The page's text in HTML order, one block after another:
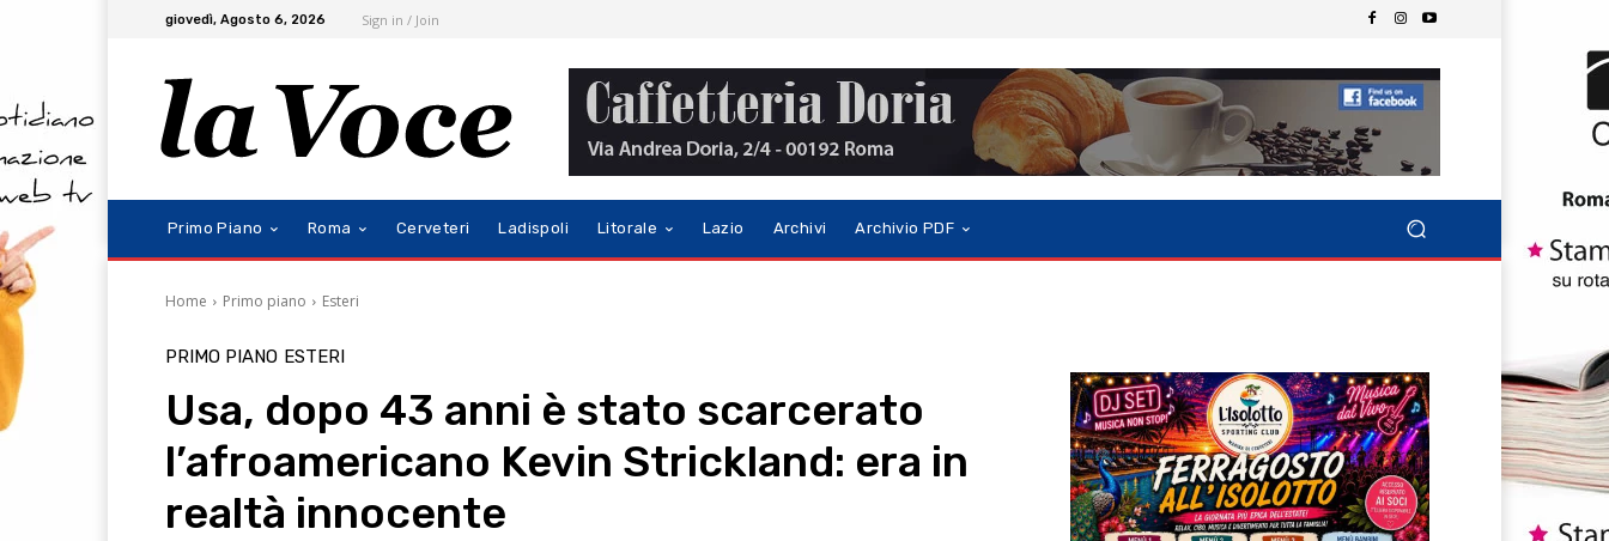
giovedì, Agosto 6, 2026 Sign in / Join
Primo Piano Roma Cerveteri Ladispoli Litorale Lazio Archivi Archivio PDF
Home Primo piano Esteri
PRIMO PIANO ESTERI
Usa, dopo 43 anni è stato scarcerato
l’afroamericano Kevin Strickland: era in
realtà innocente